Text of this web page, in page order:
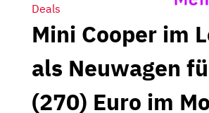
Deals
Mini Cooper im
als Neuwagen
(270) Euro im